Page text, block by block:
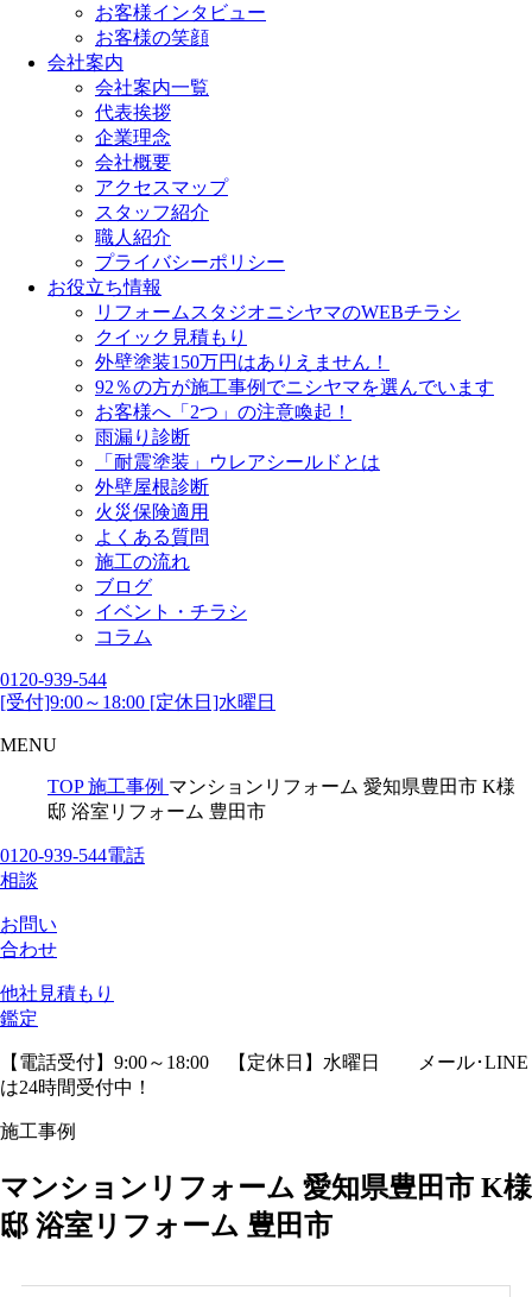
お客様インタビュー
お客様の笑顔
会社案内
会社案内一覧
代表挨拶
企業理念
会社概要
アクセスマップ
スタッフ紹介
職人紹介
プライバシーポリシー
お役立ち情報
リフォームスタジオニシヤマのWEBチラシ
クイック見積もり
外壁塗装150万円はありえません！
92％の方が施工事例でニシヤマを選んでいます
お客様へ「2つ」の注意喚起！
雨漏り診断
「耐震塗装」ウレアシールドとは
外壁屋根診断
火災保険適用
よくある質問
施工の流れ
ブログ
イベント・チラシ
コラム
0120-939-544
[受付]9:00～18:00 [定休日]水曜日
MENU
TOP 施工事例 マンションリフォーム 愛知県豊田市 K様
邸 浴室リフォーム 豊田市
0120-939-544電話
相談
お問い
合わせ
他社見積もり
鑑定
【電話受付】9:00～18:00 【定休日】水曜日
メール･LINE
は24時間受付中！
施工事例
マンションリフォーム 愛知県豊田市 K様
邸 浴室リフォーム 豊田市